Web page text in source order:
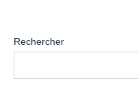
Rechercher